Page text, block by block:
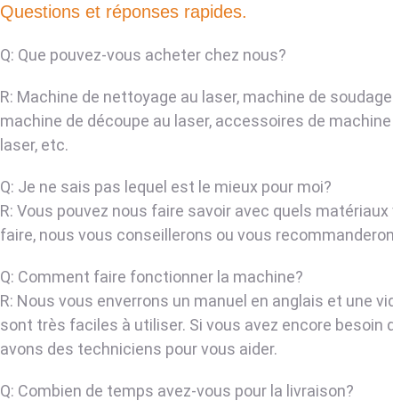
Questions et réponses rapides.
Q: Que pouvez-vous acheter chez nous?
R: Machine de nettoyage au laser, machine de
machine de découpe au laser, accessoires de
laser, etc.
Q: Je ne sais pas lequel est le mieux pour moi?
R: Vous pouvez nous faire savoir avec quels
faire, nous vous conseillerons ou vous
Q: Comment faire fonctionner la machine?
R: Nous vous enverrons un manuel en anglais et une
sont très faciles à utiliser. Si vous avez encore besoin
avons des techniciens pour vous aider.
Q: Combien de temps avez-vous pour la livraison?